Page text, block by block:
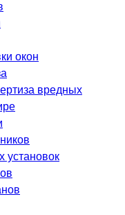
окон
вредных
установок